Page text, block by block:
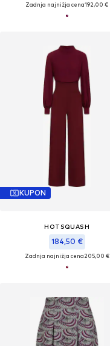
Zadnja najnižja cena192,00 €
KUPON
HOTSQUASH
184,50 €
Zadnja najnižja cena205,00 €